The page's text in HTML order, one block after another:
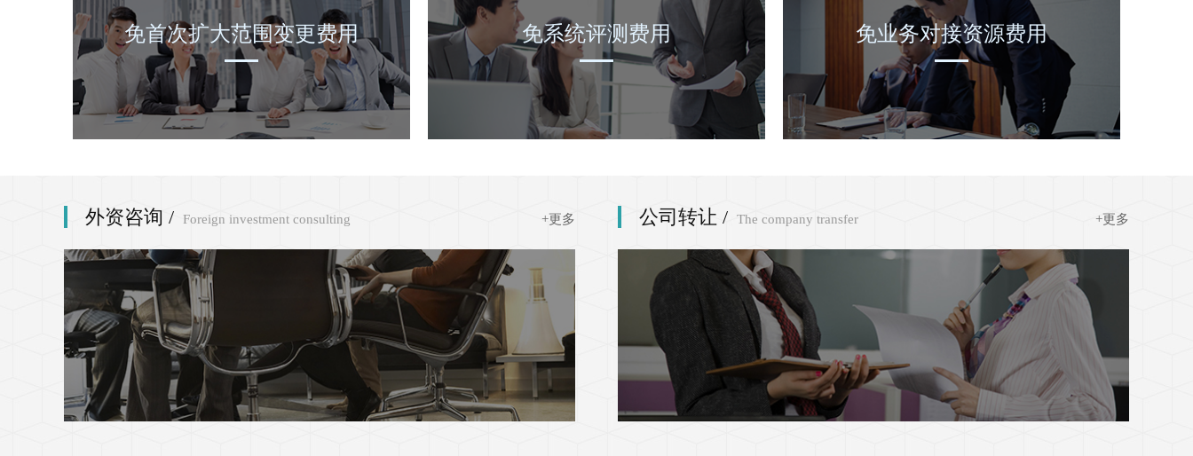
免首次扩大范围变更费用 免系统评测费用 免业务对接资源费用
外资咨询 / Foreign investment consulting +更多 公司转让 / The company transfer +更多